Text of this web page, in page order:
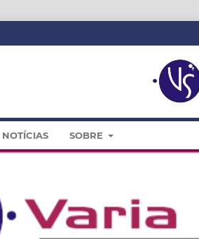
NOTÍCIAS SOBRE